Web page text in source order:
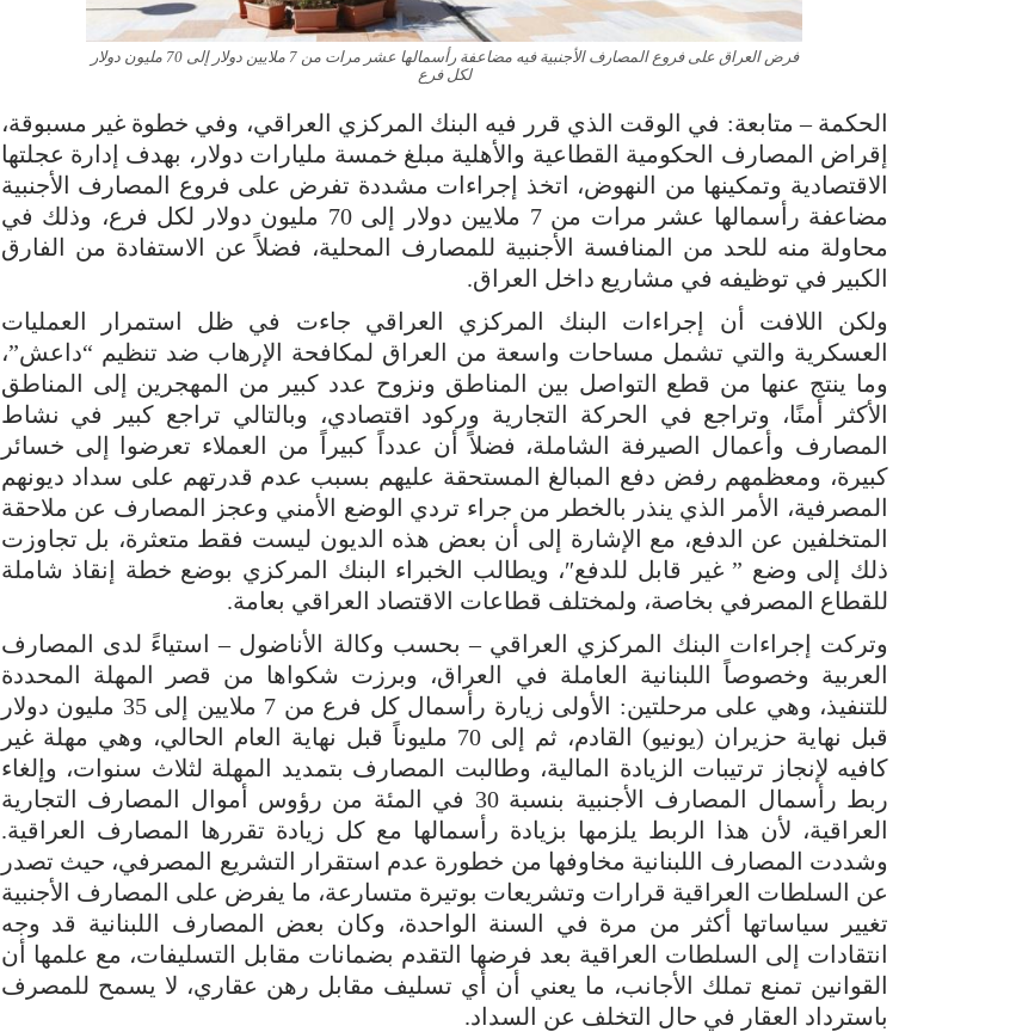
فرض العراق على فروع المصارف الأجنبية فيه مضاعفة رأسمالها عشر مرات من 7 ملايين دولار إلى 70 مليون دولار
لكل فرع
الحكمة – متابعة: في الوقت الذي قرر فيه البنك المركزي العراقي، وفي خطوة غير مسبوقة،
إقراض المصارف الحكومية القطاعية والأهلية مبلغ خمسة مليارات دولار، بهدف إدارة عجلتها
الاقتصادية وتمكينها من النهوض، اتخذ إجراءات مشددة تفرض على فروع المصارف الأجنبية
مضاعفة رأسمالها عشر مرات من 7 ملايين دولار إلى 70 مليون دولار لكل فرع، وذلك في
محاولة منه للحد من المنافسة الأجنبية للمصارف المحلية، فضلاً عن الاستفادة من الفارق
الكبير في توظيفه في مشاريع داخل العراق.
ولكن اللافت أن إجراءات البنك المركزي العراقي جاءت في ظل استمرار العمليات
العسكرية والتي تشمل مساحات واسعة من العراق لمكافحة الإرهاب ضد تنظيم “داعش”،
وما ينتج عنها من قطع التواصل بين المناطق ونزوح عدد كبير من المهجرين إلى المناطق
الأكثر أمنًا، وتراجع في الحركة التجارية وركود اقتصادي، وبالتالي تراجع كبير في نشاط
المصارف وأعمال الصيرفة الشاملة، فضلاً أن عدداً كبيراً من العملاء تعرضوا إلى خسائر
كبيرة، ومعظمهم رفض دفع المبالغ المستحقة عليهم بسبب عدم قدرتهم على سداد ديونهم
المصرفية، الأمر الذي ينذر بالخطر من جراء تردي الوضع الأمني وعجز المصارف عن ملاحقة
المتخلفين عن الدفع، مع الإشارة إلى أن بعض هذه الديون ليست فقط متعثرة، بل تجاوزت
ذلك إلى وضع ” غير قابل للدفع″، ويطالب الخبراء البنك المركزي بوضع خطة إنقاذ شاملة
للقطاع المصرفي بخاصة، ولمختلف قطاعات الاقتصاد العراقي بعامة.
وتركت إجراءات البنك المركزي العراقي – بحسب وكالة الأناضول – استياءً لدى المصارف
العربية وخصوصاً اللبنانية العاملة في العراق، وبرزت شكواها من قصر المهلة المحددة
للتنفيذ، وهي على مرحلتين: الأولى زيارة رأسمال كل فرع من 7 ملايين إلى 35 مليون دولار
قبل نهاية حزيران (يونيو) القادم، ثم إلى 70 مليوناً قبل نهاية العام الحالي، وهي مهلة غير
كافيه لإنجاز ترتيبات الزيادة المالية، وطالبت المصارف بتمديد المهلة لثلاث سنوات، وإلغاء
ربط رأسمال المصارف الأجنبية بنسبة 30 في المئة من رؤوس أموال المصارف التجارية
العراقية، لأن هذا الربط يلزمها بزيادة رأسمالها مع كل زيادة تقررها المصارف العراقية.
وشددت المصارف اللبنانية مخاوفها من خطورة عدم استقرار التشريع المصرفي، حيث تصدر
عن السلطات العراقية قرارات وتشريعات بوتيرة متسارعة، ما يفرض على المصارف الأجنبية
تغيير سياساتها أكثر من مرة في السنة الواحدة، وكان بعض المصارف اللبنانية قد وجه
انتقادات إلى السلطات العراقية بعد فرضها التقدم بضمانات مقابل التسليفات، مع علمها أن
القوانين تمنع تملك الأجانب، ما يعني أن أي تسليف مقابل رهن عقاري، لا يسمح للمصرف
باسترداد العقار في حال التخلف عن السداد.